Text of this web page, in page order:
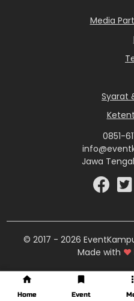
Media
Syarat
0851-
Jawa
© 2017 - 2026
Made with ♥
Home Event